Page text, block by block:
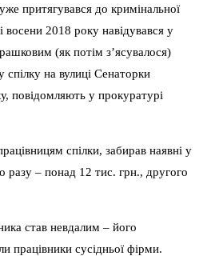
притягувався до кримінальної
восени 2018 року навідувався у
(як потім з’ясувалося)
спілку на вулиці Сенаторки
повідомляють у прокуратурі
спілки, забирав наявні у
разу – понад 12 тис. грн., другого
став невдалим – його
працівники сусідньої фірми.